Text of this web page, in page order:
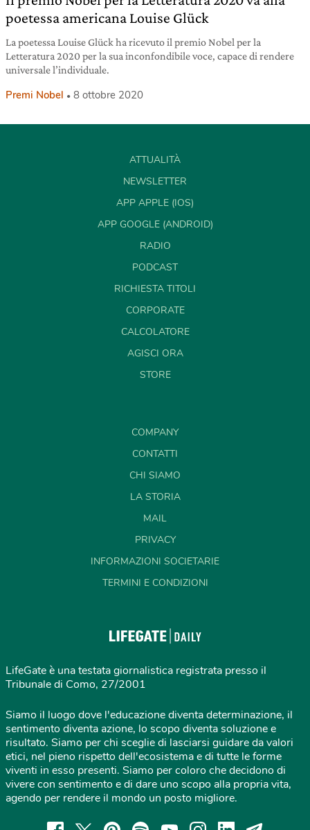
poetessa americana Louise Glück
La poetessa Louise Glück ha ricevuto il premio Nobel per la
Letteratura 2020 per la sua inconfondibile voce, capace di rendere
universale l’individuale.
Premi Nobel 8 ottobre 2020
ATTUALITÀ
NEWSLETTER
APP APPLE (IOS)
APP GOOGLE (ANDROID)
RADIO
PODCAST
RICHIESTA TITOLI
CORPORATE
CALCOLATORE
AGISCI ORA
STORE
COMPANY
CONTATTI
CHI SIAMO
LA STORIA
MAIL
PRIVACY
INFORMAZIONI SOCIETARIE
TERMINI E CONDIZIONI
LifeGate è una testata giornalistica registrata presso il
Tribunale di Como, 27/2001
Siamo il luogo dove l'educazione diventa determinazione, il
sentimento diventa azione, lo scopo diventa soluzione e
risultato. Siamo per chi sceglie di lasciarsi guidare da valori
etici, nel pieno rispetto dell'ecosistema e di tutte le forme
viventi in esso presenti. Siamo per coloro che decidono di
vivere con sentimento e di dare uno scopo alla propria vita,
agendo per rendere il mondo un posto migliore.